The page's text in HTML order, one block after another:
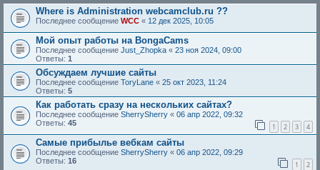
Where is Administration webcamclub.ru ??
Последнее сообщение WCC « 12 дек 2025, 10:05
Мой опыт работы на BongaCams
Последнее сообщение Just_Zhopka « 23 ноя 2024, 09:00
Ответы: 1
Обсуждаем лучшие сайты
Последнее сообщение ToryLane « 25 окт 2023, 11:24
Ответы: 5
Как работать сразу на нескольких сайтах?
Последнее сообщение SherrySherry « 06 апр 2022, 09:32
Ответы: 45 1 2 3 4
Самые прибылье вебкам сайты
Последнее сообщение SherrySherry « 06 апр 2022, 09:29
Ответы: 16 1 2